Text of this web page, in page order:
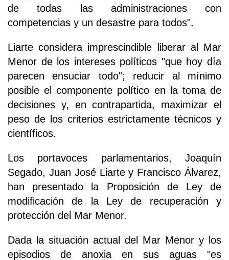
de todas las administraciones con
competencias y un desastre para todos".
Liarte considera imprescindible liberar al Mar
Menor de los intereses políticos "que hoy día
parecen ensuciar todo"; reducir al mínimo
posible el componente político en la toma de
decisiones y, en contrapartida, maximizar el
peso de los criterios estrictamente técnicos y
científicos.
Los portavoces parlamentarios, Joaquín
Segado, Juan José Liarte y Francisco Álvarez,
han presentado la Proposición de Ley de
modificación de la Ley de recuperación y
protección del Mar Menor.
Dada la situación actual del Mar Menor y los
episodios de anoxia en sus aguas "es